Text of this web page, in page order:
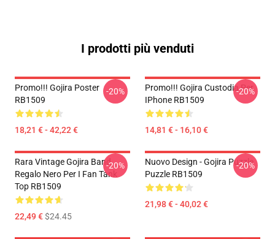
I prodotti più venduti
Promo!!! Gojira Poster
RB1509
18,21 € - 42,22 €
-20%
Promo!!! Gojira Custodia Per
IPhone RB1509
14,81 € - 16,10 €
-20%
Rara Vintage Gojira Band
Regalo Nero Per I Fan Tank
Top RB1509
22,49 €$24.45
-20%
Nuovo Design - Gojira Puzzle
Puzzle RB1509
21,98 € - 40,02 €
-20%